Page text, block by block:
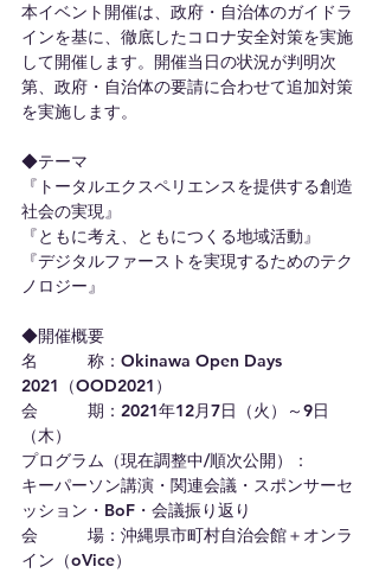
本イベント開催は、政府・自治体のガイドラ
インを基に、徹底したコロナ安全対策を実施
して開催します。開催当日の状況が判明次
第、政府・自治体の要請に合わせて追加対策
を実施します。
◆テーマ
『トータルエクスペリエンスを提供する創造
社会の実現』
『ともに考え、ともにつくる地域活動』
『デジタルファーストを実現するためのテク
ノロジー』
◆開催概要
名　　　称：Okinawa Open Days
2021（OOD2021）
会　　　期：2021年12月7日（火）～9日
（木）
プログラム（現在調整中/順次公開）：
キーパーソン講演・関連会議・スポンサーセ
ッション・BoF・会議振り返り
会　　　場：沖縄県市町村自治会館＋オンラ
イン（oVice）